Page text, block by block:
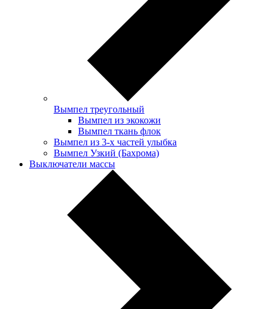
Вымпел треугольный
Вымпел из экокожи
Вымпел ткань флок
Вымпел из 3-х частей улыбка
Вымпел Узкий (Бахрома)
Выключатели массы